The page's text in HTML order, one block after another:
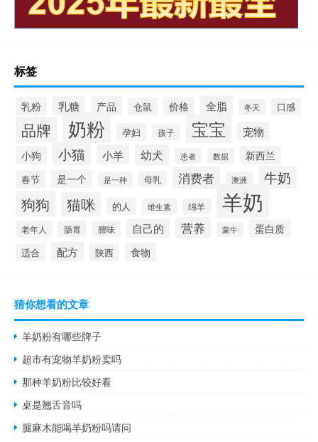
标签
乳粉 乳糖 产品 仓鼠 价格 全脂 冬天 口感
品牌 奶粉 孕妇 孩子 宝宝 宠物
小狗 小猫 小羊 幼犬 患者 数据 新西兰
春节 是一个 是一种 母乳 消费者 澳洲 牛奶
狗狗 猫咪 的人 维生素 绵羊 羊奶
老年人 肠胃 膻味 自己的 营养 蒙牛 蛋白质
适合 配方 陕西 食物
猜你想看的文章
羊奶粉有哪些牌子
超市有宠物羊奶粉卖吗
那种羊奶粉比较好看
桌是翘舌音吗
腿麻木能喝羊奶粉吗请问